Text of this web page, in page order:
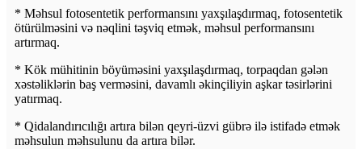
* Məhsul fotosentetik performansını yaxşılaşdırmaq, fotosentetik
ötürülməsini və nəqlini təşviq etmək, məhsul performansını
artırmaq.
* Kök mühitinin böyüməsini yaxşılaşdırmaq, torpaqdan gələn
xəstəliklərin baş verməsini, davamlı əkinçiliyin aşkar təsirlərini
yatırmaq.
* Qidalandırıcılığı artıra bilən qeyri-üzvi gübrə ilə istifadə etmək
məhsulun məhsulunu da artıra bilər.